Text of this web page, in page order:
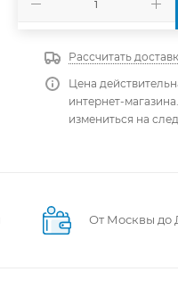
Рассчитать
Цена
интернет-
измениться на
От Москвы до